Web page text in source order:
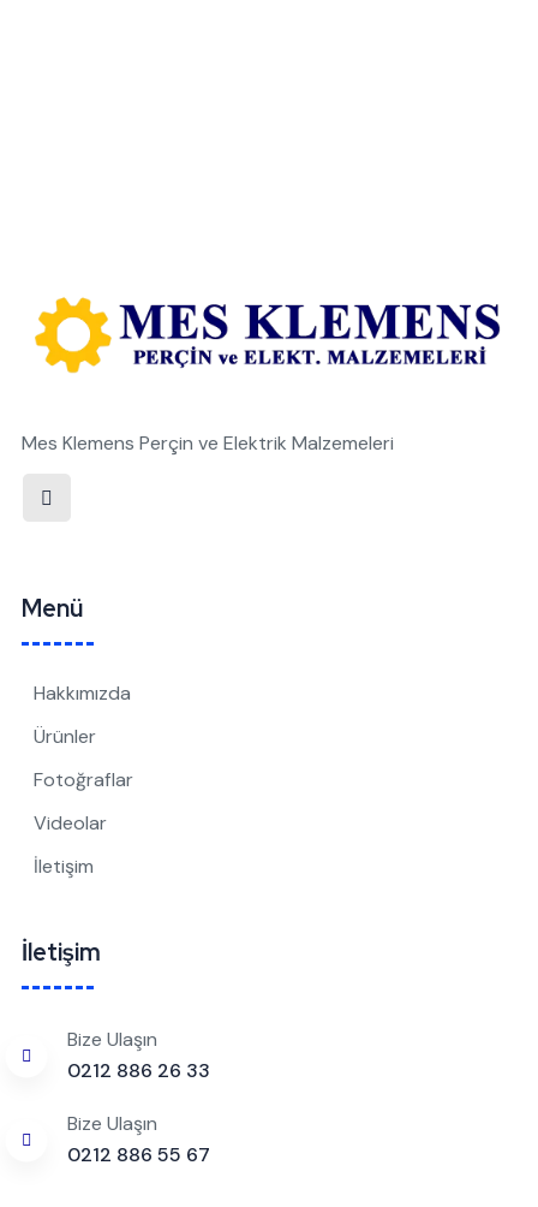
Mes Klemens Perçin ve Elektrik Malzemeleri
Menü
Hakkımızda
Ürünler
Fotoğraflar
Videolar
İletişim
İletişim
Bize Ulaşın
0212 886 26 33
Bize Ulaşın
0212 886 55 67